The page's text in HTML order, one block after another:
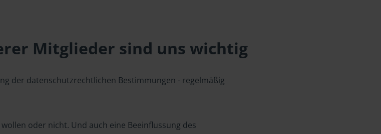
Mitglieder sind uns wichtig
der datenschutzrechtlichen Bestimmungen - regelmäßig
oder nicht. Und auch eine Beeinflussung des